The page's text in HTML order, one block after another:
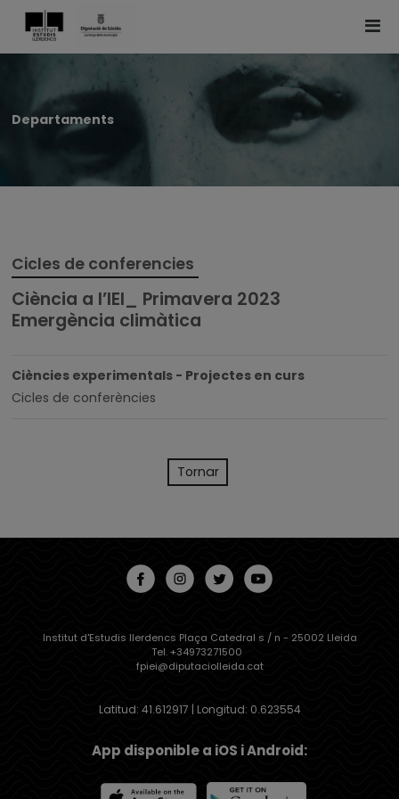
Departaments
Cicles de conferencies
Ciència a l’IEI_ Primavera 2023
Emergència climàtica
Ciències experimentals - Projectes en curs
Cicles de conferències
Tornar
Institut d'Estudis Ilerdencs Plaça Catedral s / n - 25002 Lleida
Tel. +34973271500
fpiei@diputaciolleida.cat
Latitud: 41.612917 | Longitud: 0.623554
App disponible a iOS i Android: